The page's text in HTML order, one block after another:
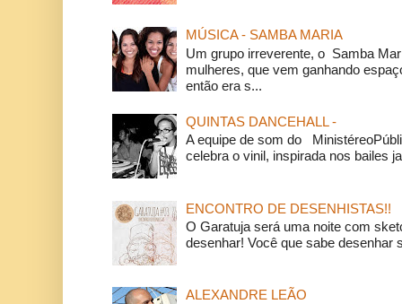
MÚSICA - SAMBA MARIA
Um grupo irreverente, o Samba
mulheres, que vem ganhando
então era s...
QUINTAS DANCEHALL -
A equipe de som do
celebra o vinil, inspirada nos bailes
ENCONTRO DE DESENHISTAS!!
O Garatuja será uma noite com
desenhar! Você que sabe desenhar
ALEXANDRE LEÃO